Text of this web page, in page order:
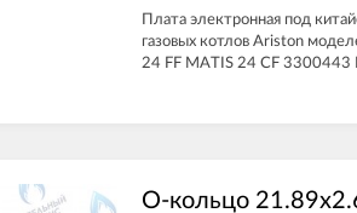
ARISTON
ARISTON
Плата электронная под
газовых котлов Ariston
24 FF MATIS 24 CF 3300443
О-кольцо